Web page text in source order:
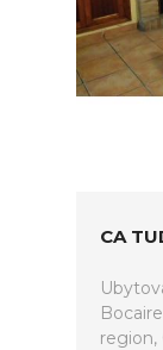
CA
region,